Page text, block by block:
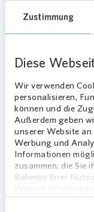
Zustimmung
Diese
Wir verwenden
personalisieren,
können und die
Außerdem geben
unserer Website
Werbung und
Informationen
zusammen, die Sie
Rahmen Ihrer
vor
Wir
von
um